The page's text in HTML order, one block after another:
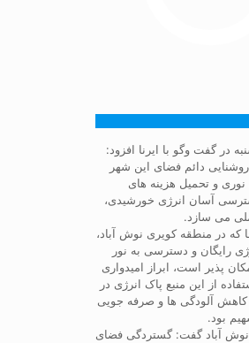
در گفت وگو با ایرنا افزود:
دائم فضای این شهر
نوری و تحمیل هزینه های
آسان انرژی خورشیدی،
می سازد.
که در منطقه کویری نوش آباد،
رایگان و دسترسی به نور
پذیر است، ابراز امیدواری
از این منبع پاک انرژی در
کاهش آلودگی ها و صرفه جویی
بود.
نوش آباد گفت: گستردگی فضای